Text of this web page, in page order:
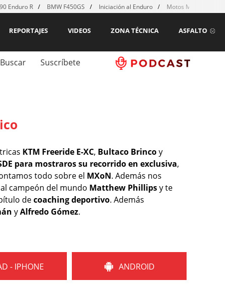
Enduro R BMW F450GS Iniciación al Enduro Motos MX para
ASFALTO
ZONA TÉCNICA
VIDEOS
REPORTAJES
Buscar Suscríbete
KTM Freeride E-XC, Bultaco Brincoy
para mostraros su recorrido en exclusiva,
todo sobre el MXoN. Además nos
campeón del mundo Matthew Phillipsy te
decoaching deportivo. Además
yAlfredo Gómez.
- IPHONE ANDROID